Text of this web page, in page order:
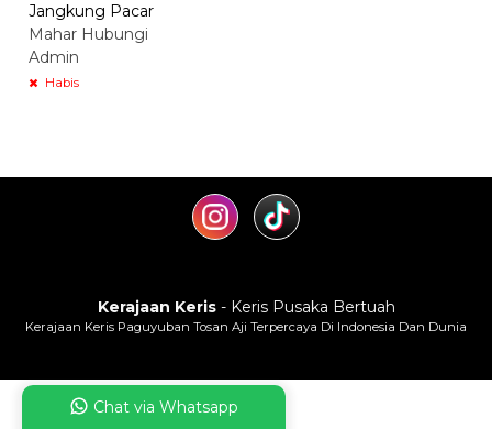
Jangkung Pacar
Mahar Hubungi
Admin
Habis
Kerajaan Keris- Keris Pusaka Bertuah
Kerajaan Keris Paguyuban Tosan Aji Terpercaya Di Indonesia Dan Dunia
Chat via Whatsapp